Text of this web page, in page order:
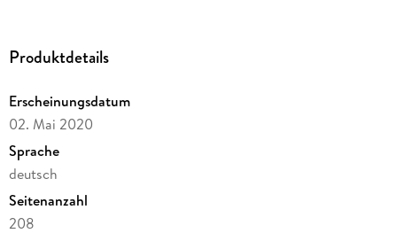
Produktdetails
Erscheinungsdatum
02. Mai 2020
Sprache
deutsch
Seitenanzahl
208